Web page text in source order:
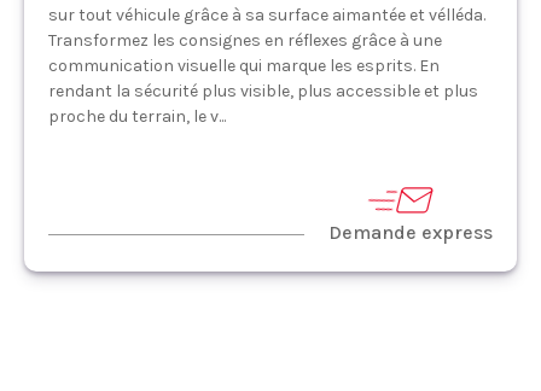
sur tout véhicule grâce à sa surface aimantée et vélléda.
Transformez les consignes en réflexes grâce à une
communication visuelle qui marque les esprits. En
rendant la sécurité plus visible, plus accessible et plus
proche du terrain, le v...
Demande express